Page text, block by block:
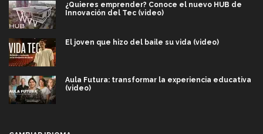
¿Quieres emprender? Conoce el nuevo HUB de
Innovación del Tec (video)
El joven que hizo del baile su vida (video)
Aula Futura: transformar la experiencia educativa
(video)